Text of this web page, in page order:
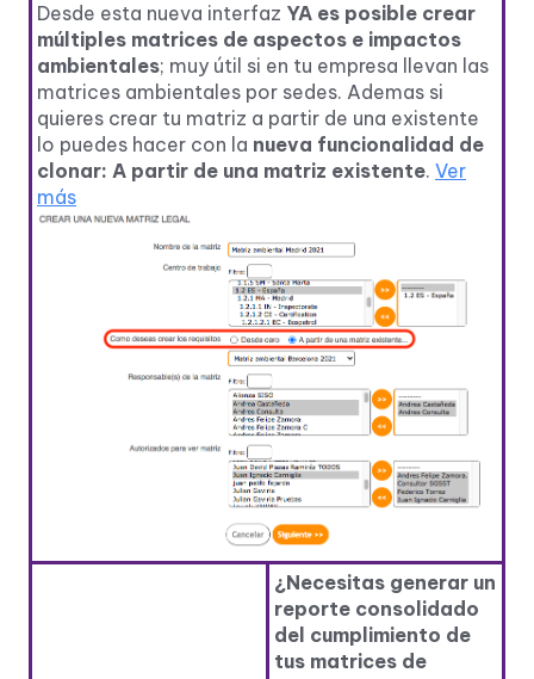
Desde esta nueva interfaz YA es posible crear
múltiples matrices de aspectos e impactos
ambientales; muy útil si en tu empresa llevan las
matrices ambientales por sedes. Ademas si
quieres crear tu matriz a partir de una existente
lo puedes hacer con la nueva funcionalidad de
clonar: A partir de una matriz existente. Ver
más
¿Necesitas generar un
reporte consolidado
del cumplimiento de
tus matrices de